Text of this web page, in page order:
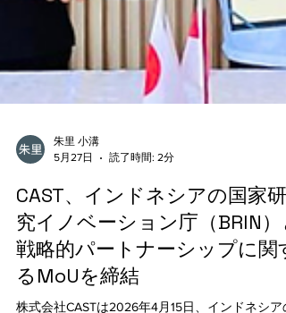
朱里 小溝
CAST、インドネシアの国家研
究イノベーション庁（BRIN）
戦略的パートナーシップに関す
るMoUを締結